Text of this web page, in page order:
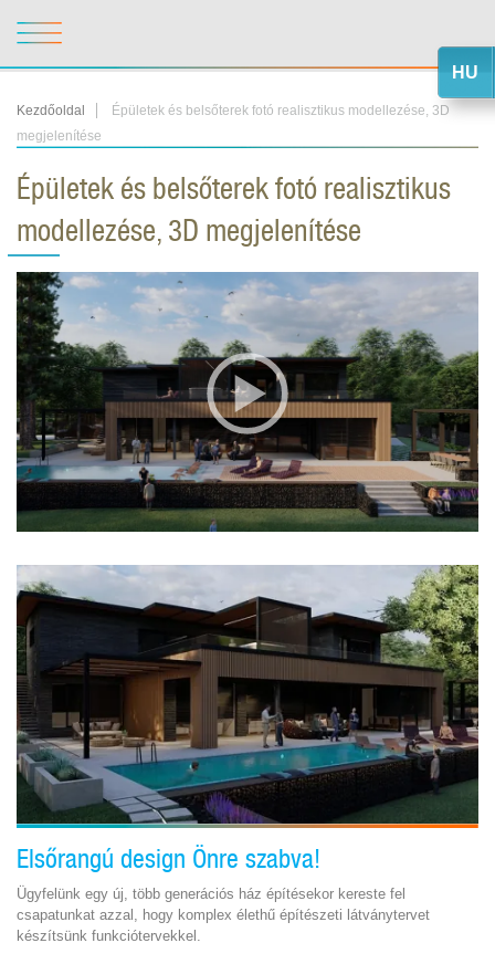
Kezdőoldal
Épületek és belsőterek fotó realisztikus modellezése, 3D
megjelenítése
Épületek és belsőterek fotó realisztikus
modellezése, 3D megjelenítése
Elsőrangú design Önre szabva!
Ügyfelünk egy új, több generációs ház építésekor kereste fel
csapatunkat azzal, hogy komplex élethű építészeti látványtervet
készítsünk funkciótervekkel.
HU